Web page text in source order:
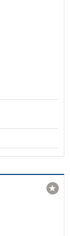
★